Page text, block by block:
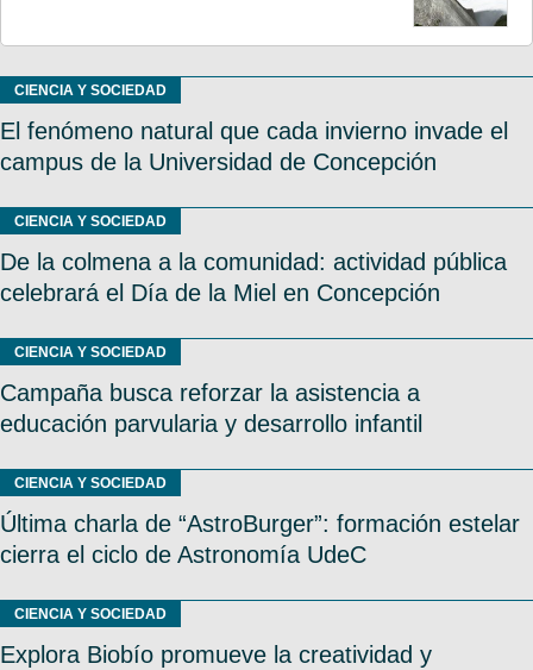
CIENCIA Y SOCIEDAD
El fenómeno natural que cada invierno invade el
campus de la Universidad de Concepción
CIENCIA Y SOCIEDAD
De la colmena a la comunidad: actividad pública
celebrará el Día de la Miel en Concepción
CIENCIA Y SOCIEDAD
Campaña busca reforzar la asistencia a
educación parvularia y desarrollo infantil
CIENCIA Y SOCIEDAD
Última charla de “AstroBurger”: formación estelar
cierra el ciclo de Astronomía UdeC
CIENCIA Y SOCIEDAD
Explora Biobío promueve la creatividad y